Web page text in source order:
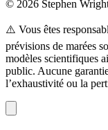
© 2026 Stephen
⚠️ Vous êtes
prévisions de marées
modèles scientifiques
public. Aucune
l’exhaustivité ou la